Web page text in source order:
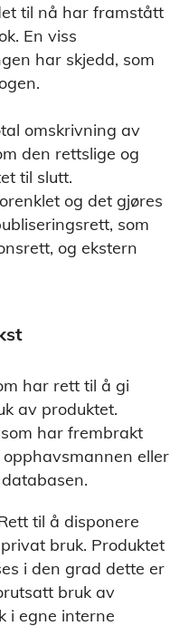
til nå har framstått
En viss
har skjedd, som
omskrivning av
den rettslige og
til slutt.
og det gjøres
som
og ekstern
har rett til å gi
av produktet.
har frembrakt
eller
til å disponere
bruk. Produktet
i den grad dette er
bruk av
i egne interne